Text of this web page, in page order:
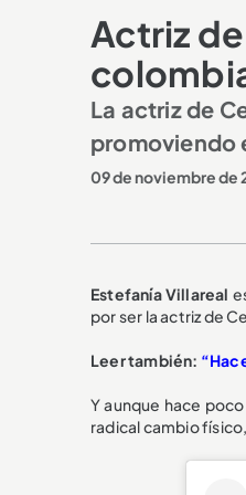
Actriz
La actriz de
promoviendo
09 de noviembre de
Estefanía Villareal
por ser la actriz de
Leer también:
Y aunque hace
radical cambio